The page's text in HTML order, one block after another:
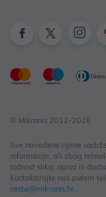
© Mikronis 2012-2026
Sve navedene cijene
informacije, ali zbog
točnost slika, opisa ili
kontaktirajte nas putem
cesta@mikronis.hr.